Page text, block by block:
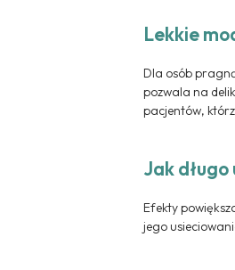
Lekkie
Dla osób
pozwala na
pacjentów,
Jak
Efekty
jego